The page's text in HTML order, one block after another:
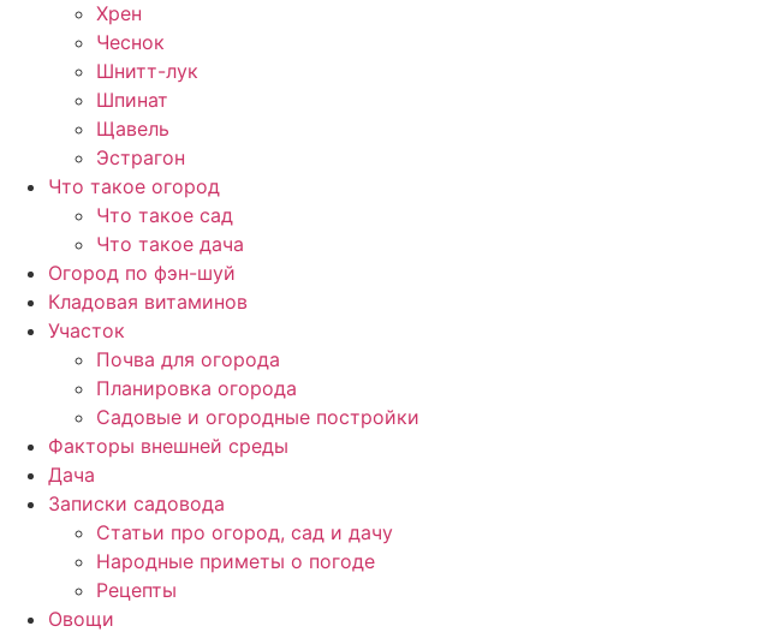
Хрен
Чеснок
Шнитт-лук
Шпинат
Щавель
Эстрагон
Что такое огород
Что такое сад
Что такое дача
Огород по фэн-шуй
Кладовая витаминов
Участок
Почва для огорода
Планировка огорода
Садовые и огородные постройки
Факторы внешней среды
Дача
Записки садовода
Статьи про огород, сад и дачу
Народные приметы о погоде
Рецепты
Овощи